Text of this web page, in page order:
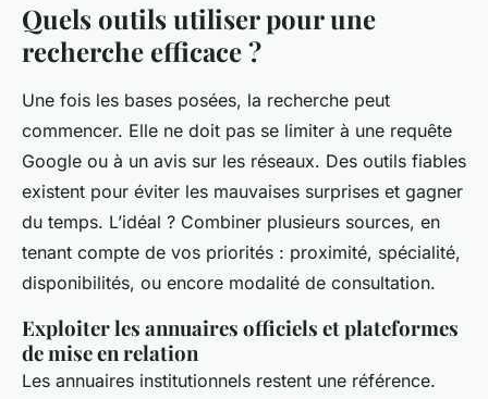
Quels outils utiliser pour une
recherche efficace ?
Une fois les bases posées, la recherche peut
commencer. Elle ne doit pas se limiter à une requête
Google ou à un avis sur les réseaux. Des outils fiables
existent pour éviter les mauvaises surprises et gagner
du temps. L’idéal ? Combiner plusieurs sources, en
tenant compte de vos priorités : proximité, spécialité,
disponibilités, ou encore modalité de consultation.
Exploiter les annuaires officiels et plateformes
de mise en relation
Les annuaires institutionnels restent une référence.